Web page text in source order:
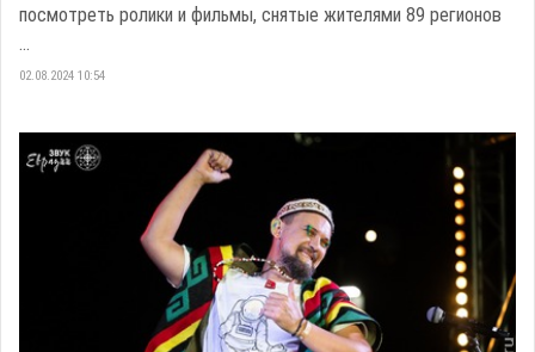
посмотреть ролики и фильмы, снятые жителями 89 регионов
...
02.08.2024 10:54